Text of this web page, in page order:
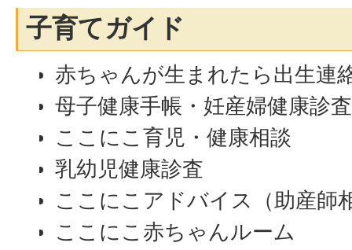
子育てガイド
赤ちゃんが生まれたら出生連
母子健康手帳・妊産婦健康診
ここにこ育児・健康相談
乳幼児健康診査
ここにこアドバイス（助産師
ここにこ赤ちゃんルーム